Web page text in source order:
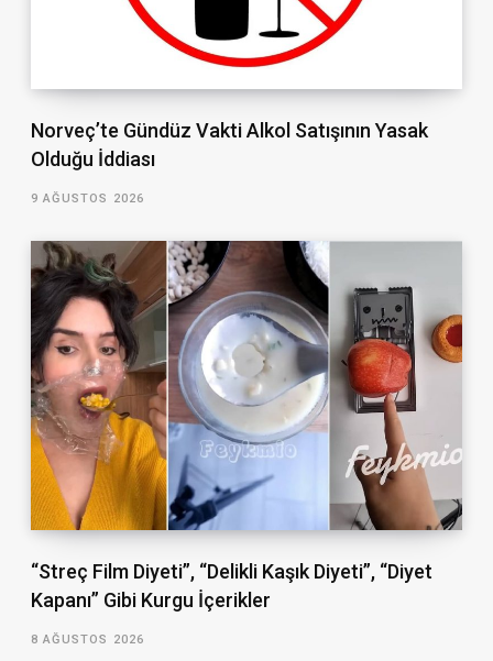
Norveç’te Gündüz Vakti Alkol Satışının Yasak
Olduğu İddiası
9 AĞUSTOS 2026
“Streç Film Diyeti”, “Delikli Kaşık Diyeti”, “Diyet
Kapanı” Gibi Kurgu İçerikler
8 AĞUSTOS 2026